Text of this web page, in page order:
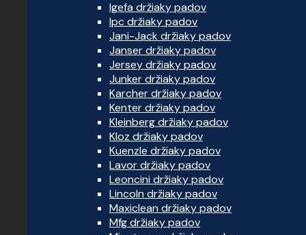
Igefa držiaky padov
Ipc držiaky padov
Jani-Jack držiaky padov
Janser držiaky padov
Jersey držiaky padov
Junker držiaky padov
Karcher držiaky padov
Kenter držiaky padov
Kleinberg držiaky padov
Kloz držiaky padov
Kuenzle držiaky padov
Lavor držiaky padov
Leoncini držiaky padov
Lincoln držiaky padov
Maxiclean držiaky padov
Mfg držiaky padov